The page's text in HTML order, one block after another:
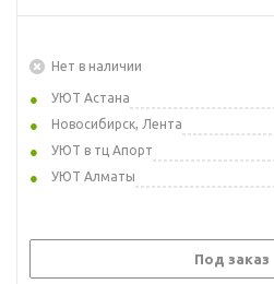
Нет в наличии
УЮТ Астана
Новосибирск, Лента
УЮТ в тц Апорт
УЮТ Алматы
Под заказ